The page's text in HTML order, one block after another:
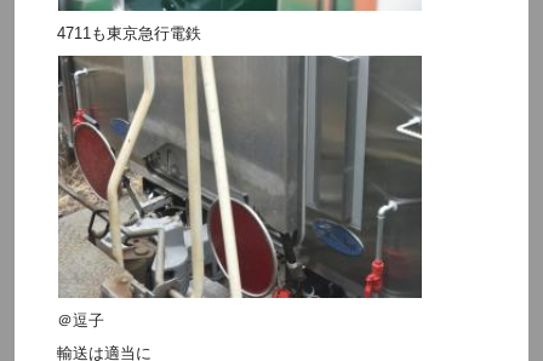
4711も東京急行電鉄
＠逗子
輸送は適当に